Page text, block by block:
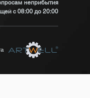
неприбытия
с 08:00 до 20:00